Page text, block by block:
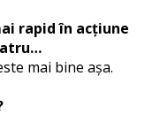
rapid în acțiune
mai bine așa.